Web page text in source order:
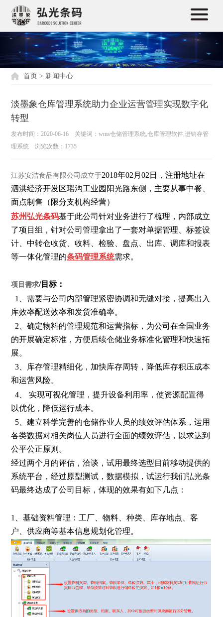
首页 > 新闻中心
淡墨象仓库管理系统助力企业运营管理实现数字化
转型
发布时间：2020-06-16 关键词：wms仓储管理系统,仓库管理软件,进销存管
理系统 浏览次数：1735
江苏安洁食品有限公司成立于2018年02月02日，注册地址在
泗洪经济开发区瑶沟工业园阳光路东侧，主要从事中餐、
面点制售（限分支机构经营）
苏州弘光条码基于此公司针对业务进行了梳理，内部成立
了项目组，针对公司管理拿出了一套对单据管理、标签设
计、中转仓收货、收料、检验、盘点、出库、调库和报表
等一体化管理的条码管理系统需求。
项目需求/目标：
1、需要与公司内部管理紧密协调和无缝对接，提高出入
库效率配送效率和发货准确率。
2、确定物料的管理规范和运营指标，为公司在全国业务
的开展确定标准，方便后续仓储业务标准化管理和快速拓
展。
3、库存管理精细化，加快库存周转，降低库存积压成本
和运营风险。
4、 实现可视化管理，提升设备利用率，使资源配置得
以优化，降低运行成本。
5、建立科学完善的仓储作业人员的绩效评估体系，运用
各类数据对相关岗位人员进行全面的绩效评估，以求达到
公平公正原则。
经过两个月的评估，洽谈，试用最终选型目前移动提供的
系统平台，经过原型测试，数据模拟，试运行我们弘光条
码最终达成了公司目标，体现的效果有如下几点：
1、基础资料管理：工厂、物料、种类、库存地点、客
户、供应商等基本信息规划化管理。